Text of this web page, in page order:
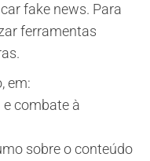
fake news. Para
ferramentas
em:
combate à
sobre o conteúdo